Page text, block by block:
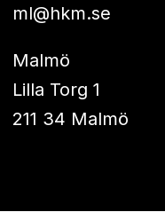
ml@hkm.se
Malmö
Lilla Torg 1
211 34 Malmö